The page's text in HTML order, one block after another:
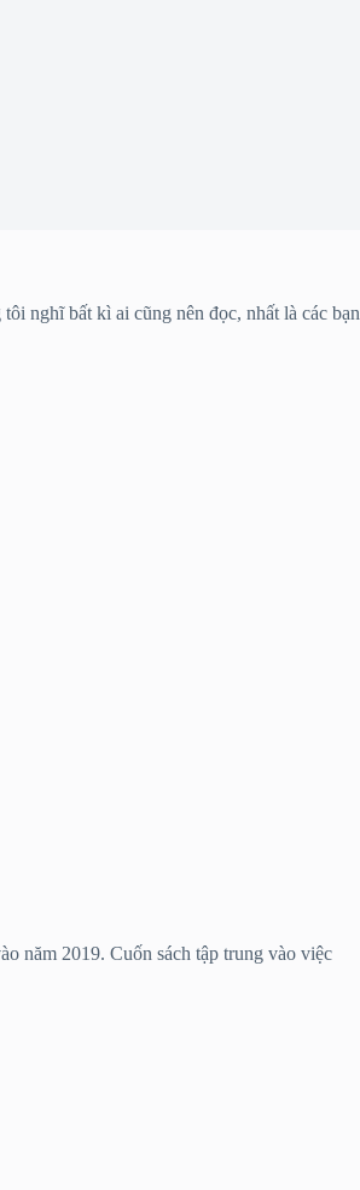
nghĩ bất kì ai cũng nên đọc, nhất là các bạn
năm 2019. Cuốn sách tập trung vào việc